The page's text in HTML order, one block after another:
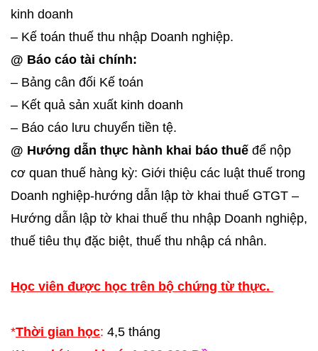
kinh doanh
– Kế toán thuế thu nhập Doanh nghiệp.
@ Báo cáo tài chính:
– Bảng cân đối Kế toán
– Kết quả sản xuất kinh doanh
– Báo cáo lưu chuyển tiền tệ.
@ Hướng dẫn thực hành khai báo thuế để nộp
cơ quan thuế hàng kỳ: Giới thiệu các luật thuế trong
Doanh nghiệp-hướng dẫn lập tờ khai thuế GTGT –
Hướng dẫn lập tờ khai thuế thu nhập Doanh nghiệp,
thuế tiêu thụ đặc biệt, thuế thu nhập cá nhân.
Học viên được học trên bộ chứng từ thực.
*Thời gian học: 4,5 tháng